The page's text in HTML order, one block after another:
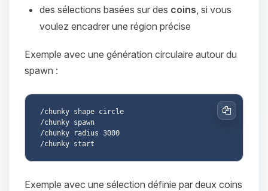
des sélections basées sur des coins , si vous
voulez encadrer une région précise
Exemple avec une génération circulaire autour du
spawn :
/chunky shape circle
/chunky spawn
/chunky radius 3000
Copier
Exemple avec une sélection définie par deux coins